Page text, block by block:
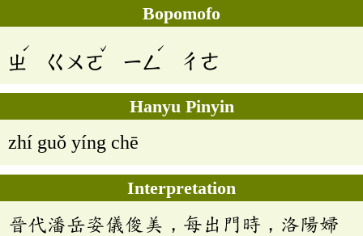
Bopomofo
ㄓ
ˊ
ㄍㄨㄛ
ˇ
ㄧㄥ
ˊ
ㄔㄜ
Hanyu Pinyin
zhí guǒ yíng chē
Interpretation
晉代潘岳姿儀俊美，每出門時，洛陽婦